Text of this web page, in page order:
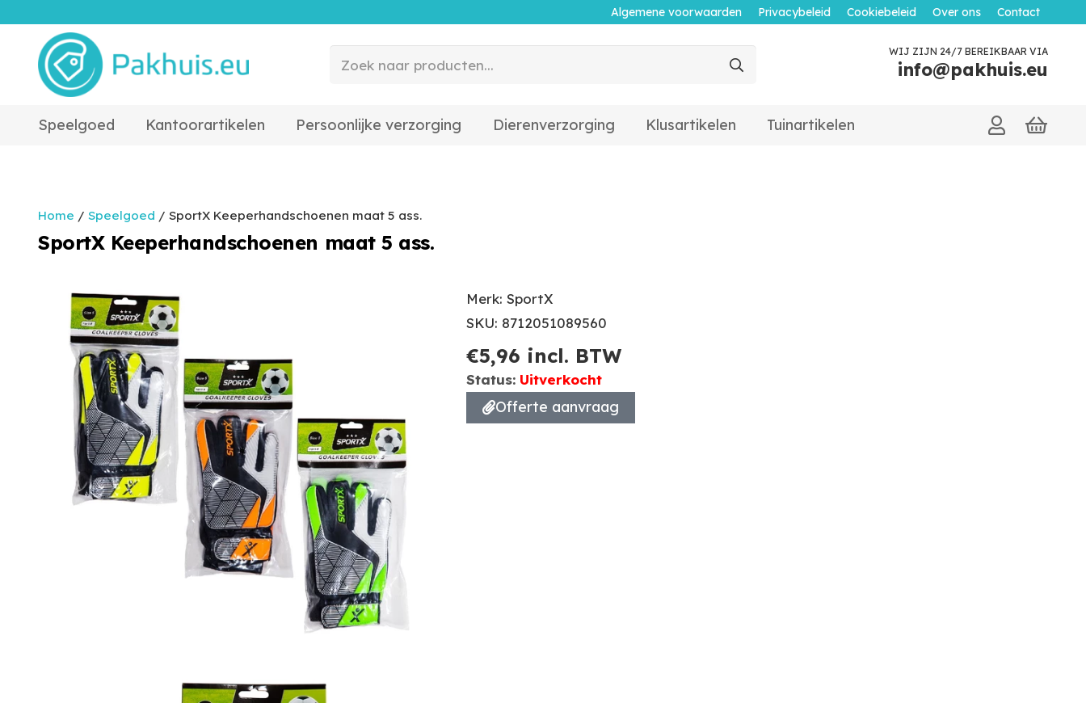
Algemene voorwaarden Privacybeleid Cookiebeleid Over ons Contact
WIJ ZIJN 24/7 BEREIKBAAR VIA
info@pakhuis.eu
Speelgoed Kantoorartikelen Persoonlijke verzorging Dierenverzorging Klusartikelen Tuinartikelen
Home / Speelgoed / SportX Keeperhandschoenen maat 5 ass.
SportX Keeperhandschoenen maat 5 ass.
Merk: SportX
SKU: 8712051089560
€5,96 incl. BTW
Status: Uitverkocht
Offerte aanvraag